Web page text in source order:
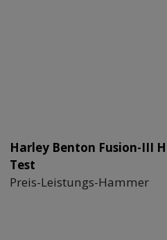
Harley Benton Fusion-III
Test
Preis-Leistungs-Hammer